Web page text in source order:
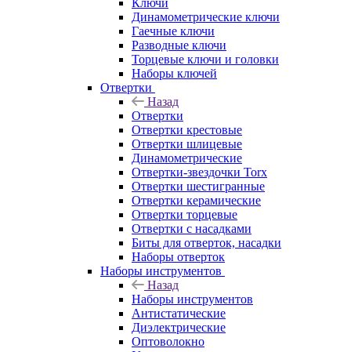
Ключи
Динамометрические ключи
Гаечные ключи
Разводные ключи
Торцевые ключи и головки
Наборы ключей
Отвертки
Назад
Отвертки
Отвертки крестовые
Отвертки шлицевые
Динамометрические
Отвертки-звездочки Torx
Отвертки шестигранные
Отвертки керамические
Отвертки торцевые
Отвертки с насадками
Биты для отверток, насадки
Наборы отверток
Наборы инструментов
Назад
Наборы инструментов
Антистатические
Диэлектрические
Оптоволокно